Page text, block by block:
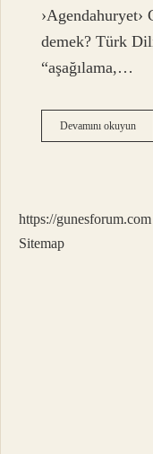
demek? Türk
“aşağılama,…
Devamını okuyunZillet
Ne
https://gunesforum.com
Sitemap